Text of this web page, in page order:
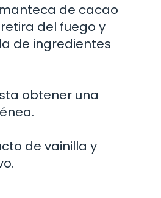
de cacao
del fuego y
de ingredientes
obtener una
de vainilla y